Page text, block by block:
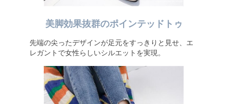
美脚効果抜群のポインテッドトゥ
先端の尖ったデザインが足元をすっきりと見せ、エ
レガントで女性らしいシルエットを実現。